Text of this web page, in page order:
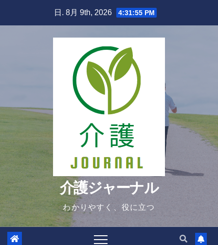
日. 8月 9th, 2026 4:31:56 PM
介護ジャーナル
わかりやすく、役に立つ